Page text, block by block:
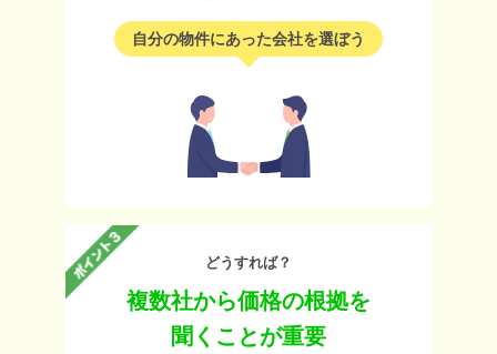
自分の物件にあった会社を選ぼう
どうすれば？
複数社から価格の根拠を
聞くことが重要